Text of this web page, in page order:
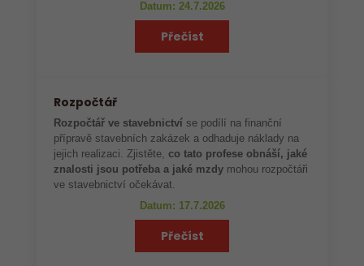
Datum: 24.7.2026
Přečíst
Rozpočtář
Rozpočtář ve stavebnictví se podílí na finanční
přípravě stavebních zakázek a odhaduje náklady na
jejich realizaci. Zjistěte,co tato profese obnáší, jaké
znalosti jsou potřeba a jaké mzdy mohou rozpočtáři
ve stavebnictví očekávat.
Datum: 17.7.2026
Přečíst